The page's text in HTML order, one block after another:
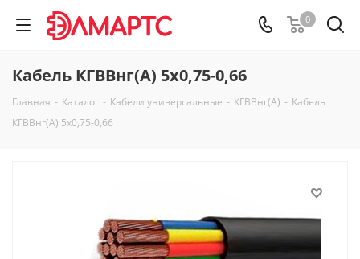
0
Кабель КГВВнг(А) 5х0,75-0,66
Главная - Каталог - Кабели универсальные - КГВВнг(А) - Кабель
КГВВнг(А) 5х0,75-0,66